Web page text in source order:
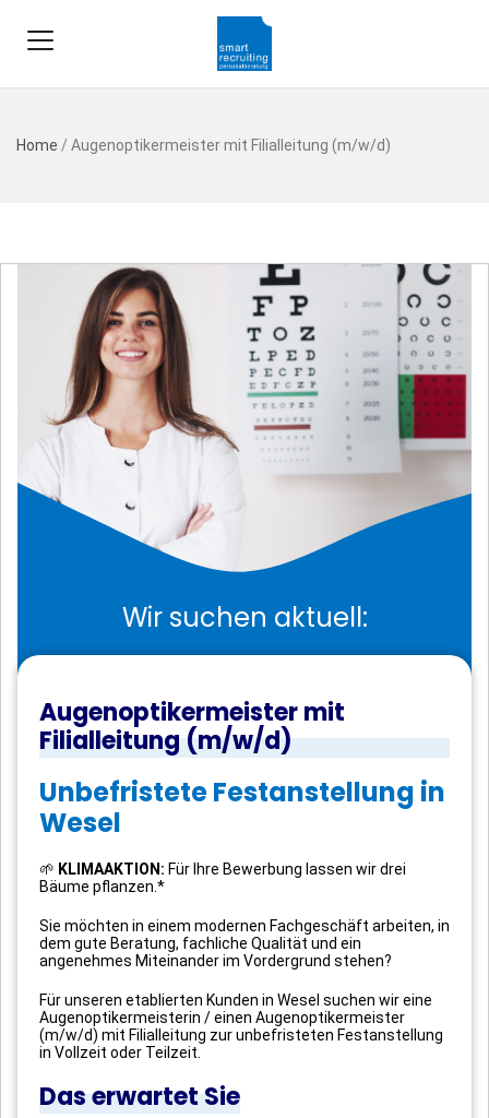
Home / Augenoptikermeister mit Filialleitung (m/w/d)
Wir suchen aktuell:
Augenoptikermeister mit
Filialleitung (m/w/d)
Unbefristete Festanstellung in
Wesel
🌱 KLIMAAKTION: Für Ihre Bewerbung lassen wir drei
Bäume pflanzen.*
Sie möchten in einem modernen Fachgeschäft arbeiten, in
dem gute Beratung, fachliche Qualität und ein
angenehmes Miteinander im Vordergrund stehen?
Für unseren etablierten Kunden in Wesel suchen wir eine
Augenoptikermeisterin / einen Augenoptikermeister
(m/w/d) mit Filialleitung zur unbefristeten Festanstellung
in Vollzeit oder Teilzeit.
Das erwartet Sie